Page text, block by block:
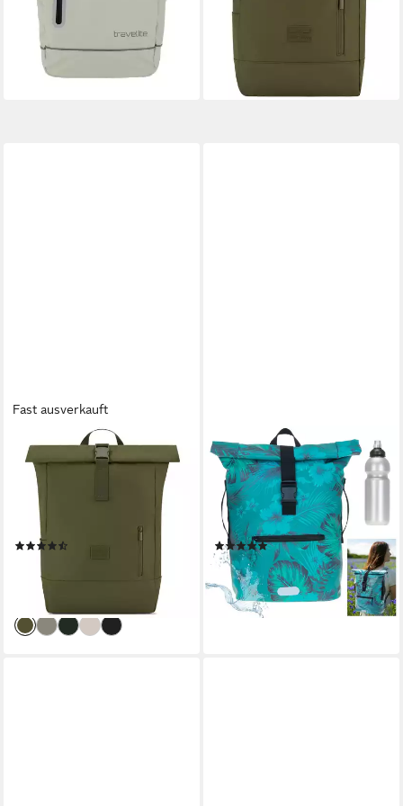
lieferbar - in 1-2 Werktagen bei dir 49,95 €
-17%
lieferbar - in 2-3 Werktagen bei dir
Fast ausverkauft
JOHNNY URBAN
Cityrucksack Robin Large,
Rolltop Damen Herren,
Laptop Fach (1-tlg),
Wasserabweisend
(16)
-29%
lieferbar - in 2-3 Werktagen bei dir
ELEPHANT
Freizeitrucksack Time Bag
aus Plane, Rucksack
Laptoprucksack Daypack
wasserabweisend +
Trinkflasche
(56)
46,19 €
lieferbar - in 3-4 Werktagen bei dir
+26